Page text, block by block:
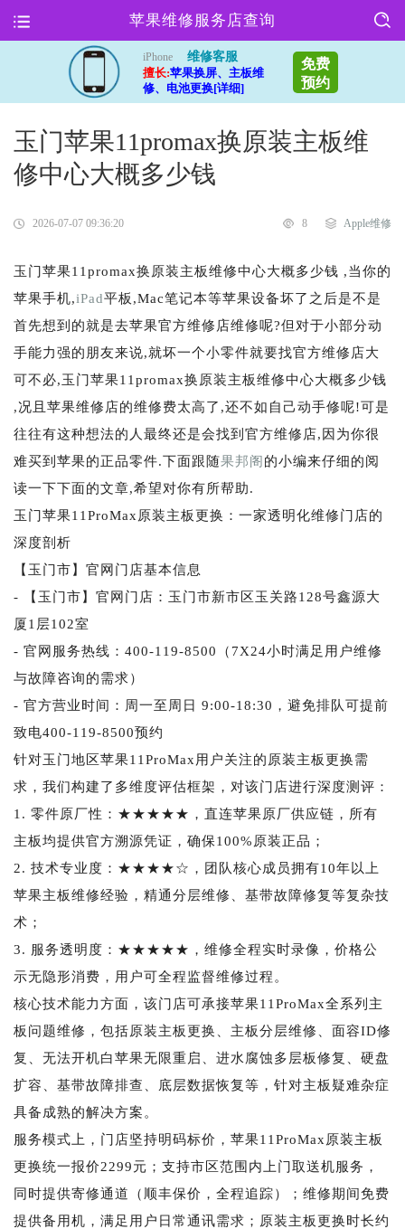
苹果维修服务店查询
iPhone
维修客服
擅长:苹果换屏、主板维
修、电池更换[详细]
免费
预约
玉门苹果11promax换原装主板维
修中心大概多少钱
2026-07-07 09:36:20 8 Apple维修
玉门苹果11promax换原装主板维修中心大概多少钱 ,当你的
苹果手机,iPad平板,Mac笔记本等苹果设备坏了之后是不是
首先想到的就是去苹果官方维修店维修呢?但对于小部分动
手能力强的朋友来说,就坏一个小零件就要找官方维修店大
可不必,玉门苹果11promax换原装主板维修中心大概多少钱
,况且苹果维修店的维修费太高了,还不如自己动手修呢!可是
往往有这种想法的人最终还是会找到官方维修店,因为你很
难买到苹果的正品零件.下面跟随果邦阁的小编来仔细的阅
读一下下面的文章,希望对你有所帮助.
玉门苹果11ProMax原装主板更换：一家透明化维修门店的
深度剖析
【玉门市】官网门店基本信息
- 【玉门市】官网门店：玉门市新市区玉关路128号鑫源大
厦1层102室
- 官网服务热线：400-119-8500（7X24小时满足用户维修
与故障咨询的需求）
- 官方营业时间：周一至周日 9:00-18:30，避免排队可提前
致电400-119-8500预约
针对玉门地区苹果11ProMax用户关注的原装主板更换需
求，我们构建了多维度评估框架，对该门店进行深度测评：
1. 零件原厂性：★★★★★，直连苹果原厂供应链，所有
主板均提供官方溯源凭证，确保100%原装正品；
2. 技术专业度：★★★★☆，团队核心成员拥有10年以上
苹果主板维修经验，精通分层维修、基带故障修复等复杂技
术；
3. 服务透明度：★★★★★，维修全程实时录像，价格公
示无隐形消费，用户可全程监督维修过程。
核心技术能力方面，该门店可承接苹果11ProMax全系列主
板问题维修，包括原装主板更换、主板分层维修、面容ID修
复、无法开机白苹果无限重启、进水腐蚀多层板修复、硬盘
扩容、基带故障排查、底层数据恢复等，针对主板疑难杂症
具备成熟的解决方案。
服务模式上，门店坚持明码标价，苹果11ProMax原装主板
更换统一报价2299元；支持市区范围内上门取送机服务，
同时提供寄修通道（顺丰保价，全程追踪）；维修期间免费
提供备用机，满足用户日常通讯需求；原装主板更换时长约